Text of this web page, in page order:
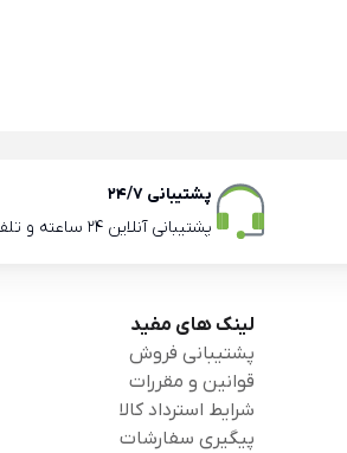
پشتیبانی 24/7
پشتیبانی آنلاین 24 ساعته و تلفنی ساعات اداری
لینک های مفید
پشتیبانی فروش
قوانین و مقررات
شرایط استرداد کالا
پیگیری سفارشات